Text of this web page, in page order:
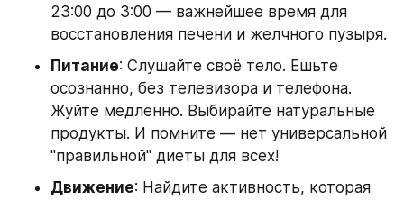
23:00 до 3:00 — важнейшее время для
восстановления печени и желчного пузыря.
Питание: Слушайте своё тело. Ешьте
осознанно, без телевизора и телефона.
Жуйте медленно. Выбирайте натуральные
продукты. И помните — нет универсальной
"правильной" диеты для всех!
Движение: Найдите активность, которая